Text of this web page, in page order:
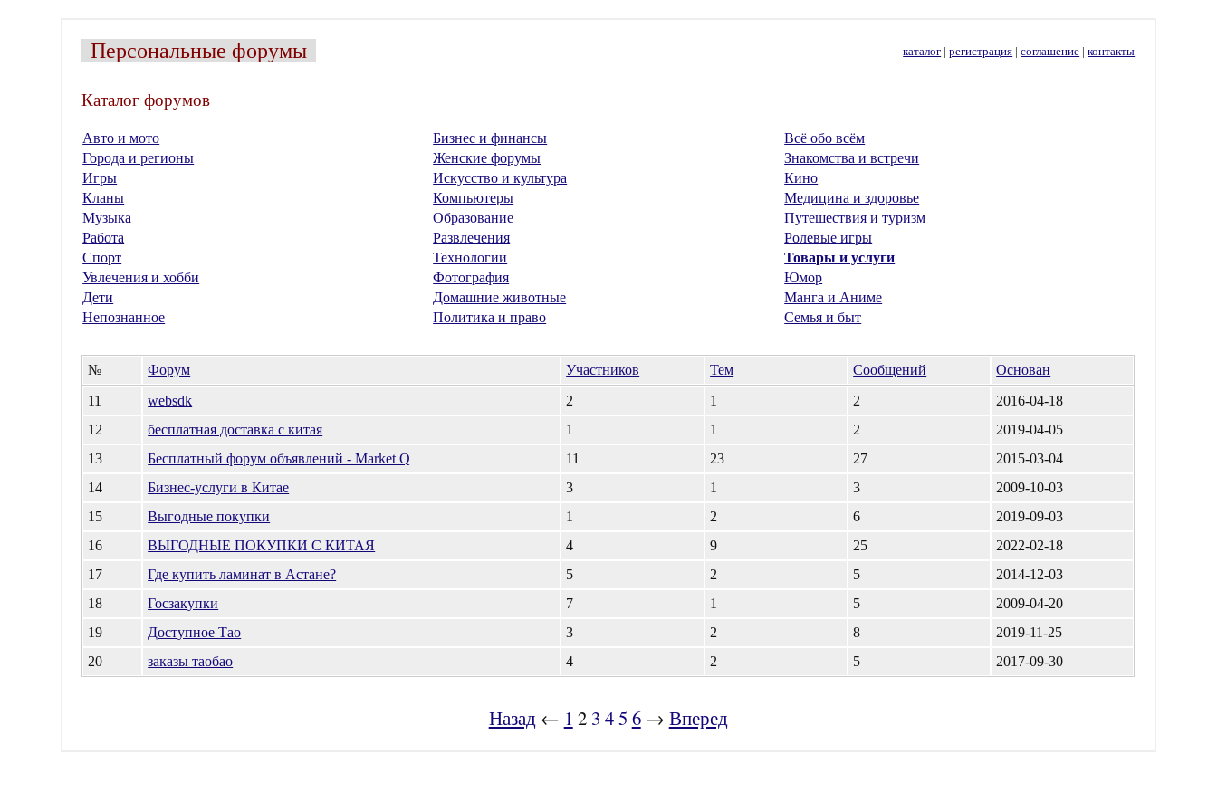
Персональные форумы каталог |регистрация |соглашение |контакты
Каталог форумов
Авто и мото Бизнес и финансы
Всё обо всём
Города и регионы
Женские форумы
Знакомства и встречи
Игры
Искусство и культура
Кино
Кланы
Компьютеры
Медицина и здоровье
Музыка
Образование
Путешествия и туризм
Работа
Развлечения
Ролевые игры
Спорт
Технологии
Товары и услуги
Увлечения и хобби
Фотография
Юмор
Дети
Домашние животные
Манга и Аниме
Непознанное
Политика и право Семья и быт
№ Форум Участников Тем Сообщений
Основан
11
websdk 2 1 2
2016-04-18
12
бесплатная доставка с китая 1 1 2
2019-04-05
13
Бесплатный форум объявлений - Market Q 11 23 27
2015-03-04
14
Бизнес-услуги в Китае 3 1 3
2009-10-03
15
Выгодные покупки 1 2 6
2019-09-03
16
ВЫГОДНЫЕ ПОКУПКИ С КИТАЯ 4 9 25
2022-02-18
17
Где купить ламинат в Астане? 5 2 5
2014-12-03
18
Госзакупки 7 1 5
2009-04-20
19
Доступное Тао 3 2 8
2019-11-25
20
заказы таобао 4 2 5 2017-09-30
Назад← 1 2 3 45 6 → Вперед